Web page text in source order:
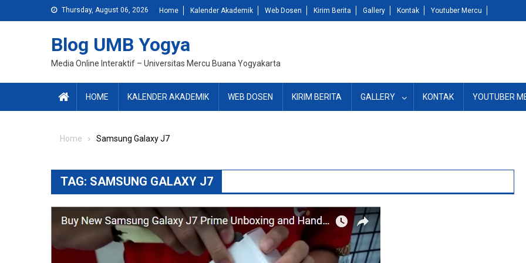
to
Thursday, August 06, 2026 Home Kalender Akademik Web Dosen Kirim Berita Gallery Kontak Youtuber Mercu
Blog UMB Yogya
Media Online Interaktif – Universitas Mercu Buana Yogyakarta
HOME KALENDER AKADEMIK WEB DOSEN KIRIM BERITA GALLERY KONTAK YOUTUBER
Home Samsung Galaxy J7
TAG: SAMSUNG GALAXY J7